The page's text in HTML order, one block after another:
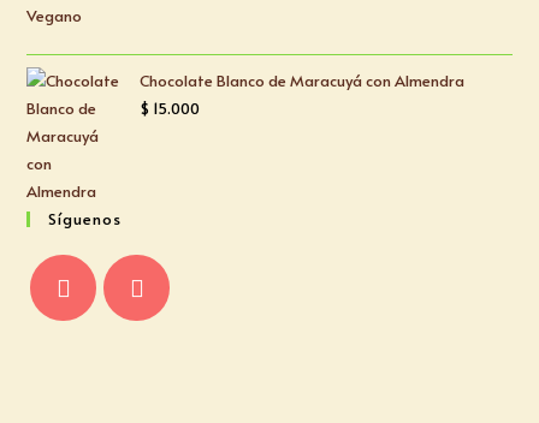
Chocolate Blanco de Maracuyá con Almendra
$ 15.000
Síguenos